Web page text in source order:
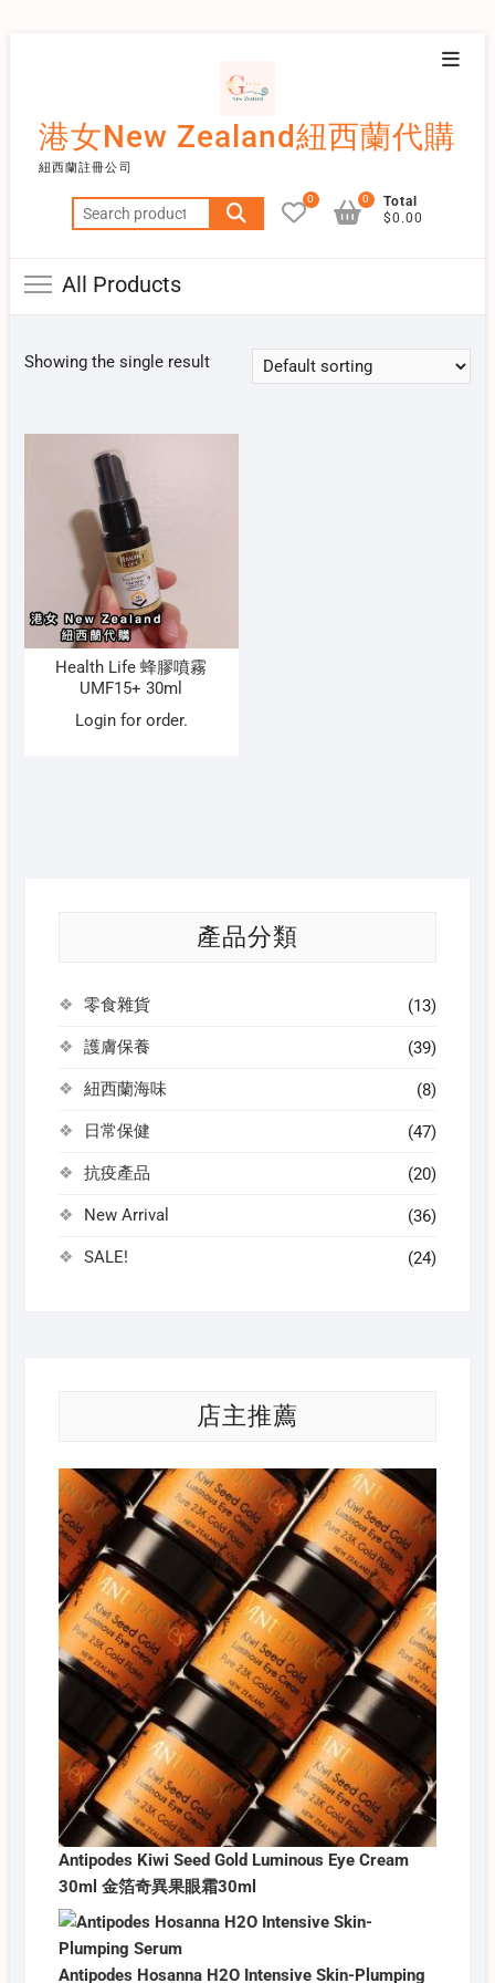
港女New Zealand紐西蘭代購
紐西蘭註冊公司
Search
for:
0
Total
$0.00
0
All Products
Showing the single result
Health Life 蜂膠噴霧
UMF15+ 30ml
Login for order.
產品分類
零食雜貨 (13)
護膚保養 (39)
紐西蘭海味 (8)
日常保健 (47)
抗疫產品 (20)
New Arrival (36)
SALE! (24)
店主推薦
Antipodes Kiwi Seed Gold Luminous Eye Cream
30ml 金箔奇異果眼霜30ml
Antipodes Hosanna H2O Intensive Skin-Plumping